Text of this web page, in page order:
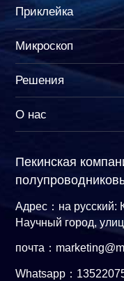
Приклейка
Микроскоп
Решения
О нас
Пекинская
Адрес：на русский:
Научный город,
почта：
Whatsapp：